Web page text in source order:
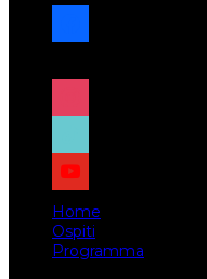
facebook
x
instagram
tiktok
youtube
Home
Ospiti
Programma